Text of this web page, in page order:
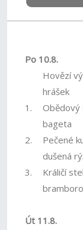
Po 10.8.
Hovězí
hrášek
1.
Obědový
bageta
2.
Pečené
dušená
3.
Králičí
Út 11.8.